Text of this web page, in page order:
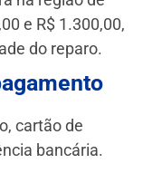
e R$ 1.300,00,
do reparo.
cartão de
bancária.